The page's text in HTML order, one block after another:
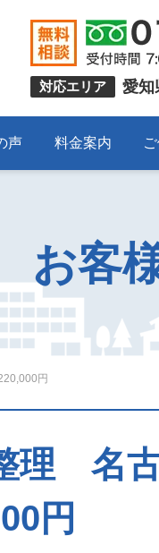
対応エリア 愛知
声 料金案内
お客
円
理 名
円